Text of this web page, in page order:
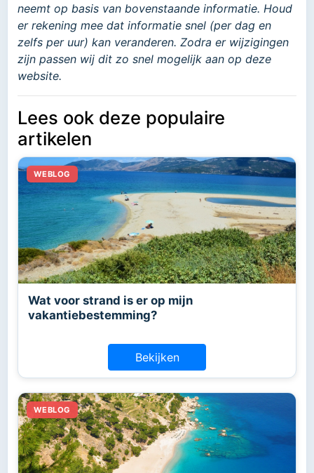
neemt op basis van bovenstaande informatie. Houd
er rekening mee dat informatie snel (per dag en
zelfs per uur) kan veranderen. Zodra er wijzigingen
zijn passen wij dit zo snel mogelijk aan op deze
website.
Lees ook deze populaire
artikelen
Wat voor strand is er op mijn
vakantiebestemming?
Bekijken